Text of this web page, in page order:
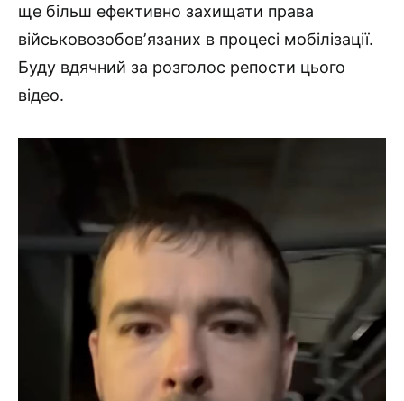
ще більш ефективно захищати права
військовозобовʼязаних в процесі мобілізації.
Буду вдячний за розголос репости цього
відео.